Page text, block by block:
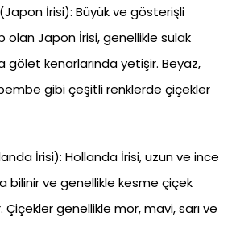
İrisi): Büyük ve gösterişli
olan Japon İrisi, genellikle sulak
gölet kenarlarında yetişir. Beyaz,
gibi çeşitli renklerde çiçekler
İrisi): Hollanda İrisi, uzun ve ince
bilinir ve genellikle kesme çiçek
Çiçekler genellikle mor, mavi, sarı ve